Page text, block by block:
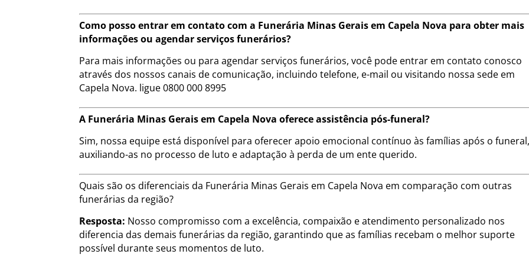
Como posso entrar em contato com a Funerária Minas Gerais em Capela Nova para obter mais
informações ou agendar serviços funerários?
Para mais informações ou para agendar serviços funerários, você pode entrar em contato conosco
através dos nossos canais de comunicação, incluindo telefone, e-mail ou visitando nossa sede em
Capela Nova. ligue 0800 000 8995
A Funerária Minas Gerais em Capela Nova oferece assistência pós-funeral?
Sim, nossa equipe está disponível para oferecer apoio emocional contínuo às famílias após o
auxiliando-as no processo de luto e adaptação à perda de um ente querido.
Quais são os diferenciais da Funerária Minas Gerais em Capela Nova em comparação com outras
funerárias da região?
Resposta: Nosso compromisso com a excelência, compaixão e atendimento personalizado nos
diferencia das demais funerárias da região, garantindo que as famílias recebam o melhor suporte
possível durante seus momentos de luto.